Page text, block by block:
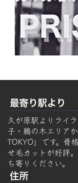
最寄り駅より
久が原駅よりライ
子・鵜の木エリア
TOKYO」です。骨
せ毛カットが好評
ち寄りください。
住所